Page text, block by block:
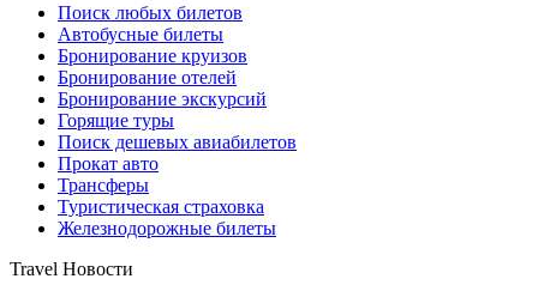
Поиск любых билетов
Автобусные билеты
Бронирование круизов
Бронирование отелей
Бронирование экскурсий
Горящие туры
Поиск дешевых авиабилетов
Прокат авто
Трансферы
Туристическая страховка
Железнодорожные билеты
Travel Новости